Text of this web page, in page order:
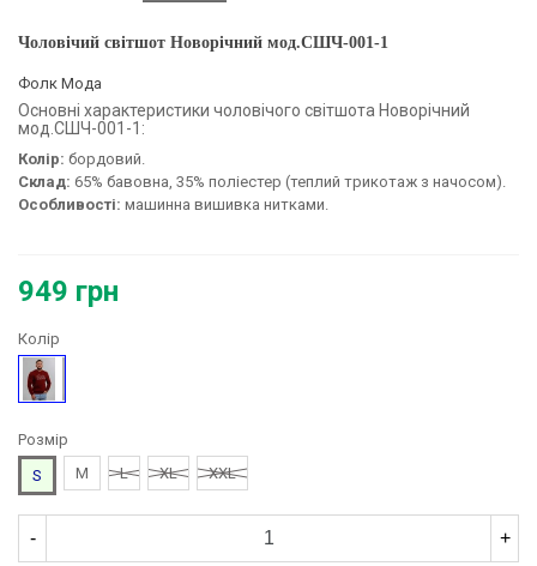
Чоловічий світшот Новорічний мод.СШЧ-001-1
Фолк Мода
Основні характеристики чоловічого світшота Новорічний
мод.СШЧ-001-1:
Колір: бордовий.
Склад: 65% бавовна, 35% поліестер (теплий трикотаж з начосом).
Особливості: машинна вишивка нитками.
949 грн
Колір
Бордовий
Розмір
S
M L XL XXL
- +